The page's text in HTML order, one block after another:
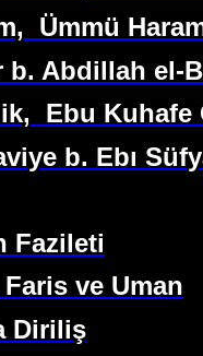
Ümmü
b. Abdillah el-
Ebu Kuhafe
b. Ebı
Fazileti
ve Uman
Diriliş